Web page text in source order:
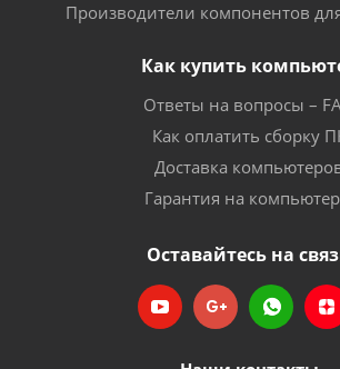
Производители компонентов
Как купить
Ответы на вопросы –
Как оплатить сборку
Доставка
Гарантия на
Оставайтесь на